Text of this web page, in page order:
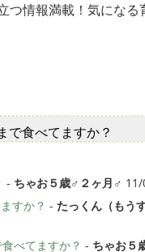
つ情報満載！気にな
で食べてますか？
- ちゃお５歳♂２ヶ月♂
すか？ - たっくん（もう
べてますか？ - ちゃお５